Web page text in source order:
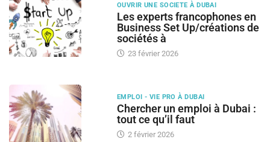
OUVRIR UNE SOCIETE À DUBAI
Les experts francophones en
Business Set Up/créations de
sociétés à
23 février 2026
EMPLOI - VIE PRO À DUBAI
Chercher un emploi à Dubai :
tout ce qu’il faut
2 février 2026